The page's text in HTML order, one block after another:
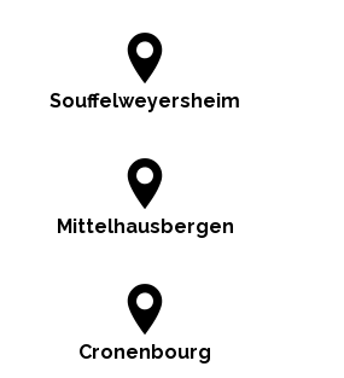
Souffelweyersheim
Mittelhausbergen
Cronenbourg